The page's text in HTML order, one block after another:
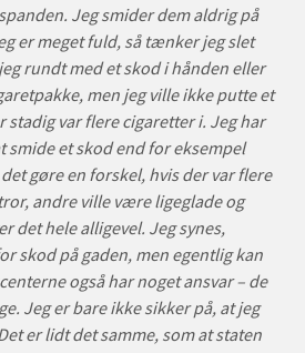
Jeg smider dem aldrig på
er meget fuld, så tænker jeg slet
rundt med et skod i hånden eller
men jeg ville ikke putte et
stadig var flere cigaretter i. Jeg har
smide et skod end for eksempel
gøre en forskel, hvis der var flere
andre ville være ligeglade og
det hele alligevel. Jeg synes,
skod på gaden, men egentlig kan
også har noget ansvar – de
Jeg er bare ikke sikker på, at jeg
er lidt det samme, som at staten